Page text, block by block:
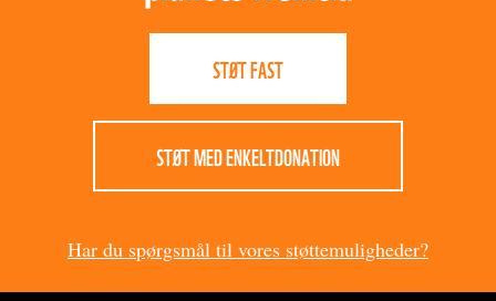
STØT FAST
STØT MED ENKELTDONATION
Har du spørgsmål til vores støttemuligheder?